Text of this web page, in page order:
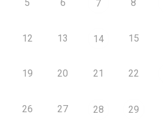
5 6 7 8
12 13 14 15
19 20 21 22
26 27 28 29